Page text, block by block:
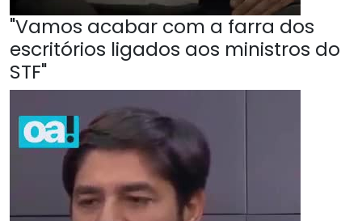
"Vamos acabar com a farra dos
escritórios ligados aos ministros do
STF"